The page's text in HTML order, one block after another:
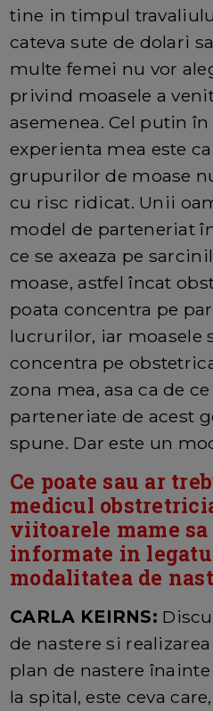
tine in timpul
cateva sute de dolari
multe femei nu vor
privind moasele a
asemenea. Cel putin în
experienta mea este
grupurilor de moase
cu risc ridicat. Unii
model de parteneriat
ce se axeaza pe
moase, astfel încat
poata concentra pe
lucrurilor, iar moasele
concentra pe
zona mea, asa ca de
parteneriate de acest
spune. Dar este un
Ce poate sau ar
medicul
viitoarele mame
informate in
modalitatea de
CARLA KEIRNS:
de nastere si
plan de nastere
la spital, este ceva